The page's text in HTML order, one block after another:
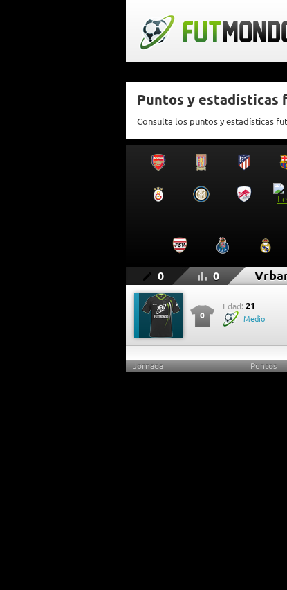
Puntos y estadísticas
Consulta los puntos y estadísticas
0 0
0
Edad: 21
Medio
Jornada Puntos